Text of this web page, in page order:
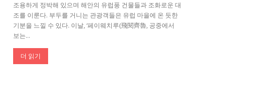
조용하게 정박해 있으며 해안의 유럽풍 건물들과 조화로운 대
조를 이룬다. 부두를 거니는 관광객들은 유럽 마을에 온 듯한
기분을 느낄 수 있다. 이날, ‘페이웨치루(飛閱齊魯, 공중에서
보는...
더 읽기